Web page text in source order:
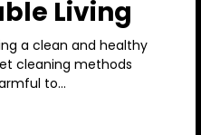
Living
a clean and healthy
cleaning methods
to...